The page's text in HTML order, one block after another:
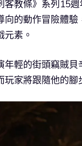
客教條》系列15
向的動作冒險體
元素。
年輕的街頭竊賊
玩家將跟隨他的